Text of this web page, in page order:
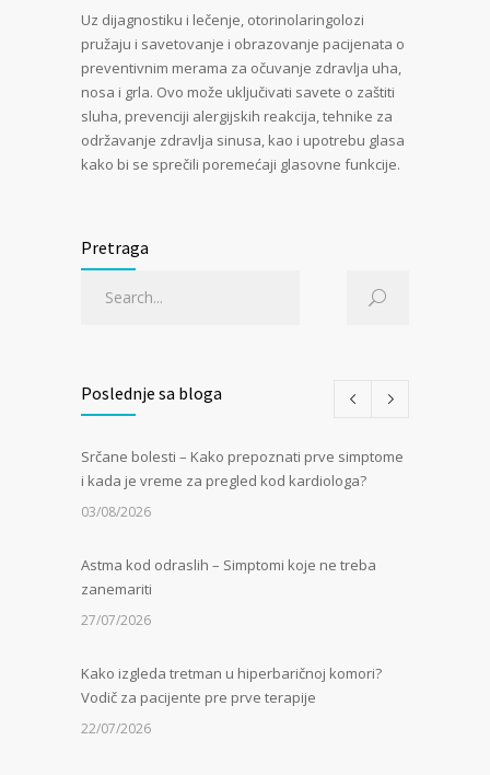
Uz dijagnostiku i lečenje, otorinolaringolozi
pružaju i savetovanje i obrazovanje pacijenata o
preventivnim merama za očuvanje zdravlja uha,
nosa i grla. Ovo može uključivati savete o zaštiti
sluha, prevenciji alergijskih reakcija, tehnike za
održavanje zdravlja sinusa, kao i upotrebu glasa
kako bi se sprečili poremećaji glasovne funkcije.
Pretraga
Poslednje sa bloga
Srčane bolesti – Kako prepoznati prve simptome
i kada je vreme za pregled kod kardiologa?
03/08/2026
Astma kod odraslih – Simptomi koje ne treba
zanemariti
27/07/2026
Kako izgleda tretman u hiperbaričnoj komori?
Vodič za pacijente pre prve terapije
22/07/2026